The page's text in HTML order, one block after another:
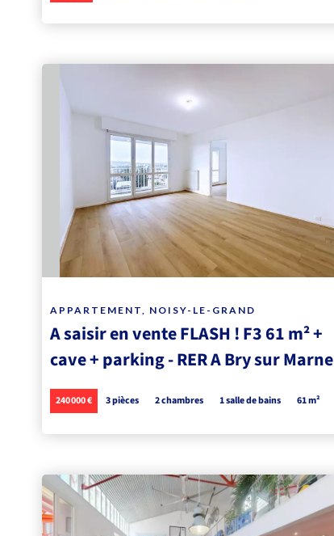
APPARTEMENT, NOISY-LE-GRAND
A saisir en vente FLASH ! F3 61 m² +
cave + parking - RER A Bry sur Marne
240 000 € 3 pièces 2 chambres 1 salle de bains 61 m²